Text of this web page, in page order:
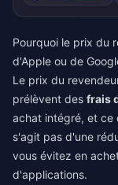
Pourquoi le prix du
d'Apple ou de
Le prix du
prélèvent des frais
achat intégré, et ce
s'agit pas d'une
vous évitez en
d'applications.